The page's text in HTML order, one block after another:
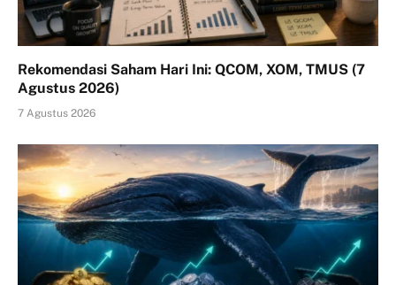
Rekomendasi Saham Hari Ini: QCOM, XOM, TMUS (7
Agustus 2026)
7 Agustus 2026